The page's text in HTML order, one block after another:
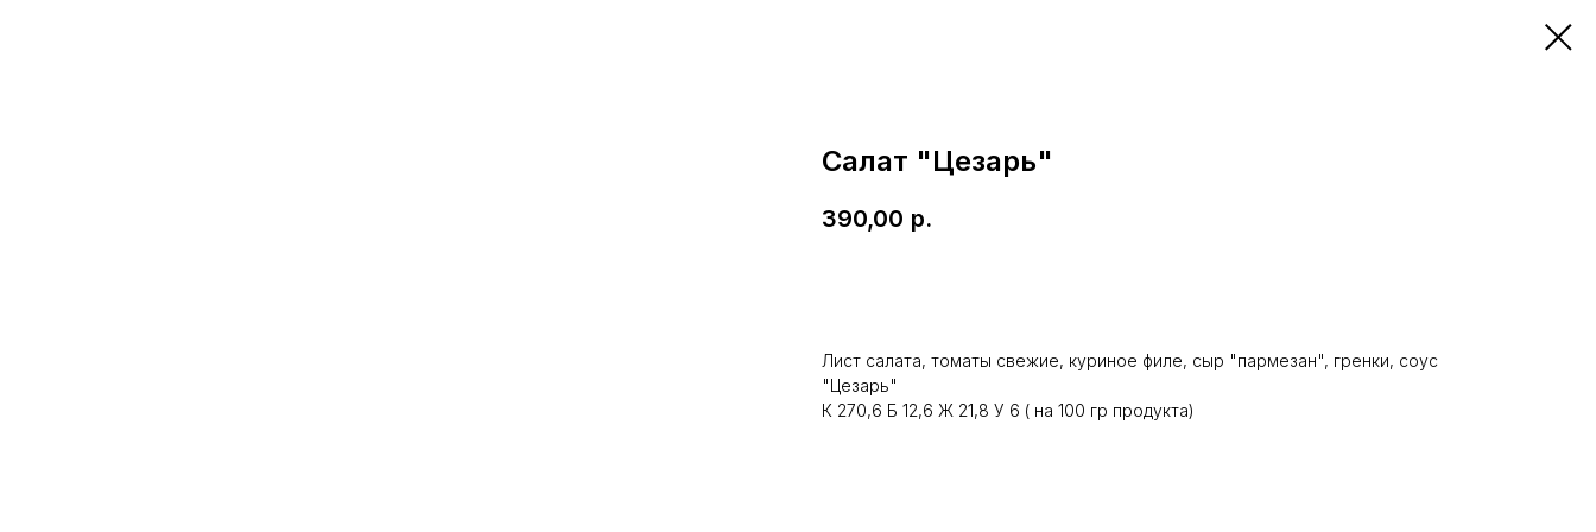
Салат "Цезарь"
390,00 р.
Лист салата, томаты свежие, куриное филе, сыр "пармезан", гренки, соус
"Цезарь"
К 270,6 Б 12,6 Ж 21,8 У 6 ( на 100 гр продукта)